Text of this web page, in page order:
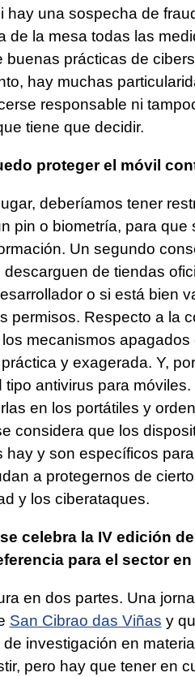
hay una sospecha de
de la mesa todas las
buenas prácticas de
hay muchas
responsable ni
tiene que decidir.
proteger el móvil
deberíamos tener
pin o biometría, para
Un segundo
de tiendas
o si está bien
permisos. Respecto a la
mecanismos
y exagerada. Y,
tipo antivirus para
en los portátiles y
considera que los
hay y son específicos
a protegernos de
y los ciberataques.
celebra la IV edición
para el sector
en dos partes. Una
San Cibrao das Viñas y
investigación en
pero hay que tener en